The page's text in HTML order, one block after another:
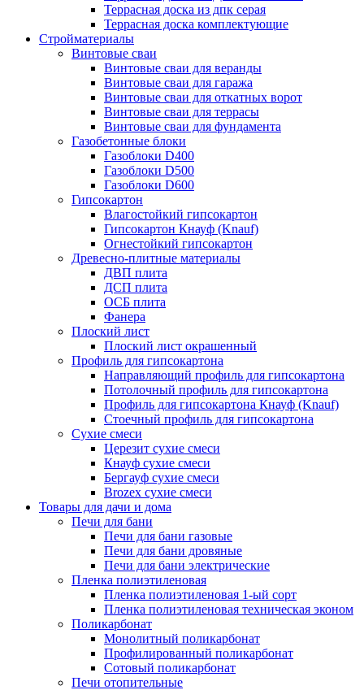
Террасная доска из дпк серая
Террасная доска комплектующие
Стройматериалы
Винтовые сваи
Винтовые сваи для веранды
Винтовые сваи для гаража
Винтовые сваи для откатных ворот
Винтовые сваи для террасы
Винтовые сваи для фундамента
Газобетонные блоки
Газоблоки D400
Газоблоки D500
Газоблоки D600
Гипсокартон
Влагостойкий гипсокартон
Гипсокартон Кнауф (Knauf)
Огнестойкий гипсокартон
Древесно-плитные материалы
ДВП плита
ДСП плита
ОСБ плита
Фанера
Плоский лист
Плоский лист окрашенный
Профиль для гипсокартона
Направляющий профиль для гипсокартона
Потолочный профиль для гипсокартона
Профиль для гипсокартона Кнауф (Knauf)
Стоечный профиль для гипсокартона
Сухие смеси
Церезит сухие смеси
Кнауф сухие смеси
Бергауф сухие смеси
Brozex сухие смеси
Товары для дачи и дома
Печи для бани
Печи для бани газовые
Печи для бани дровяные
Печи для бани электрические
Пленка полиэтиленовая
Пленка полиэтиленовая 1-ый сорт
Пленка полиэтиленовая техническая эконом
Поликарбонат
Монолитный поликарбонат
Профилированный поликарбонат
Сотовый поликарбонат
Печи отопительные